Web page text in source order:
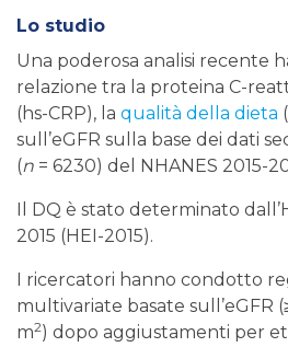
Lo studio
Una poderosa analisi recente
relazione tra la proteina C-
(hs-CRP), la qualità della dieta
sull’eGFR sulla base dei dati
(n = 6230) del NHANES 2015-
Il DQ è stato determinato
2015 (HEI-2015).
I ricercatori hanno condotto
multivariate basate sull’eGFR
m2) dopo aggiustamenti per